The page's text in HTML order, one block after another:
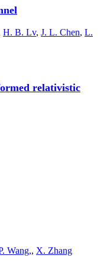
H. B. Lv, J. L. Chen, L.
relativistic
Wang,, X. Zhang